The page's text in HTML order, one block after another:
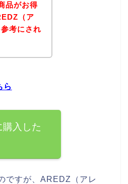
品がお得
（ア
考にされ
ら
入した
ですが、AREDZ（アレ